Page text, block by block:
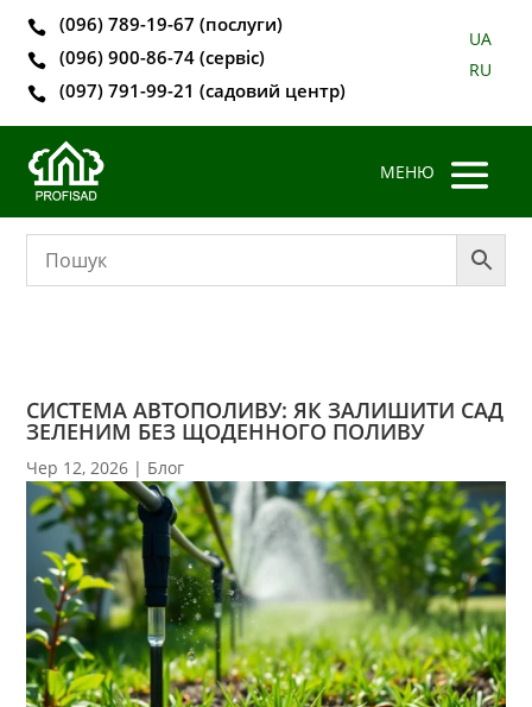
 (096) 789-19-67 (послуги)
 (096) 900-86-74 (сервіс)
 (097) 791-99-21 (садовий центр)
UA
RU
СИСТЕМА АВТОПОЛИВУ: ЯК ЗАЛИШИТИ САД
ЗЕЛЕНИМ БЕЗ ЩОДЕННОГО ПОЛИВУ
Чер 12, 2026 | Блог